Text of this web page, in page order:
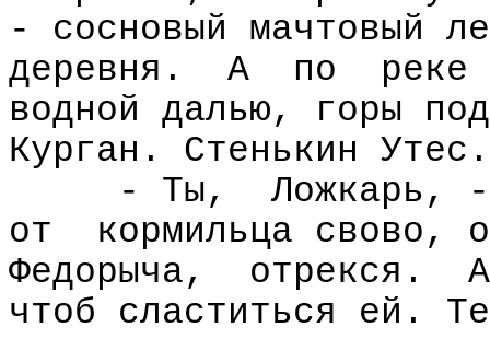
- сосновый мачтовый
деревня.
А по
водной далью, горы
Курган. Стенькин
- Ты,
Ложкарь,
от
кормильца свово,
Федорыча,
отрекся.
А
чтоб сластиться ей.